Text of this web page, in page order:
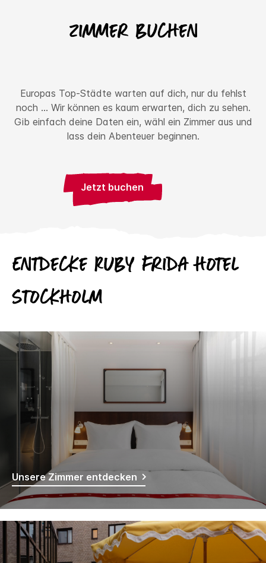
Zimmer buchen
Europas Top-Städte warten auf dich, nur du fehlst
noch ... Wir können es kaum erwarten, dich zu sehen.
Gib einfach deine Daten ein, wähl ein Zimmer aus und
lass dein Abenteuer beginnen.
Jetzt buchen
Entdecke Ruby Frida Hotel
Stockholm
Unsere Zimmer entdecken